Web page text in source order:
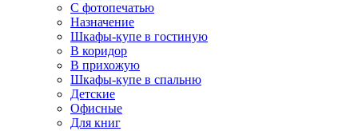
С фотопечатью
Назначение
Шкафы-купе в гостиную
В коридор
В прихожую
Шкафы-купе в спальню
Детские
Офисные
Для книг